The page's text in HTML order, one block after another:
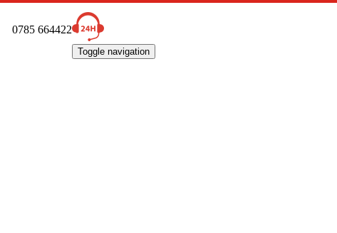
0785 664422
Toggle navigation